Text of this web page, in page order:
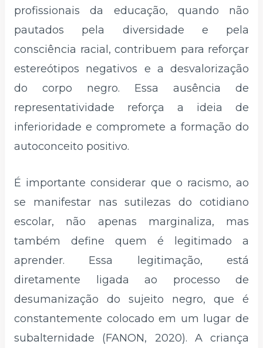
profissionais da educação, quando não
pautados pela diversidade e pela
consciência racial, contribuem para reforçar
estereótipos negativos e a desvalorização
do corpo negro. Essa ausência de
representatividade reforça a ideia de
inferioridade e compromete a formação do
autoconceito positivo.
É importante considerar que o racismo, ao
se manifestar nas sutilezas do cotidiano
escolar, não apenas marginaliza, mas
também define quem é legitimado a
aprender. Essa legitimação, está
diretamente ligada ao processo de
desumanização do sujeito negro, que é
constantemente colocado em um lugar de
subalternidade (FANON, 2020). A criança